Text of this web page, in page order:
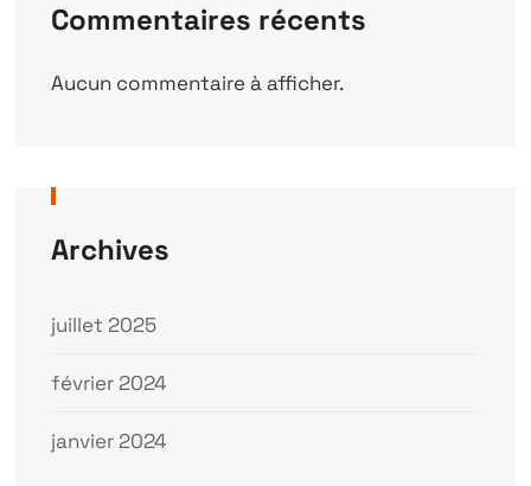
Commentaires récents
Aucun commentaire à afficher.
Archives
juillet 2025
février 2024
janvier 2024